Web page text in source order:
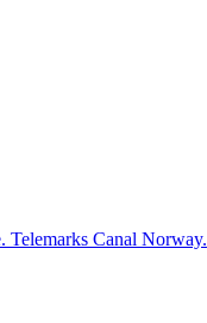
Telemarks Canal Norway.